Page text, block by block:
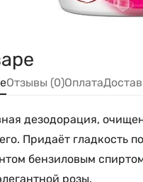
Отзывы (0)Оплата
дезодорация,
Придаёт гладкость
бензиловым
розы.